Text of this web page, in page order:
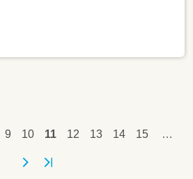
Pagina
9 Pagina
10 Pagina attuale
11 Pagina
12 Pagina
13 Pagina
14 Pagina
15 …
Pagina successiva
Ultima pagina